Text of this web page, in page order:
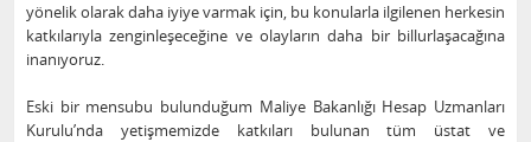
yönelik olarak daha iyiye varmak için, bu konularla ilgilenen herkesin
katkılarıyla zenginleşeceğine ve olayların daha bir billurlaşacağına
inanıyoruz.
Eski bir mensubu bulunduğum Maliye Bakanlığı Hesap Uzmanları
Kurulu’nda yetişmemizde katkıları bulunan tüm üstat ve